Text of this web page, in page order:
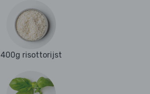
400g risottorijst